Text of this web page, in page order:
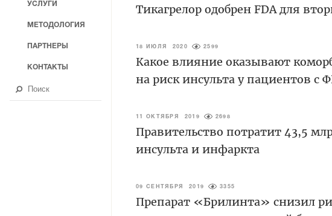
Тикагрелор одобрен FDA для
18 ИЮЛЯ 2020 2599
Какое влияние оказывают
на риск инсульта у пациентов с
11 ОКТЯБРЯ 2019 2698
Правительство потратит 43,5
инсульта и инфаркта
09 СЕНТЯБРЯ 2019 3355
Препарат «Брилинта» снизил
УСЛУГИ
МЕТОДОЛОГИЯ
ПАРТНЕРЫ
КОНТАКТЫ